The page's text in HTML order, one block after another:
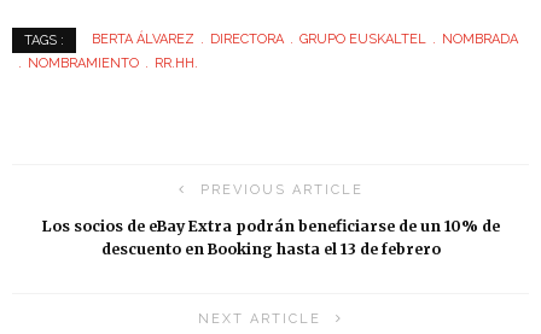
TAGS : BERTA ÁLVAREZ DIRECTORA GRUPO EUSKALTEL
NOMBRADA
NOMBRAMIENTO
RR.HH.
PREVIOUS ARTICLE
Los socios de eBay Extra podrán beneficiarse de un 10% de
descuento en Booking hasta el 13 de febrero
NEXT ARTICLE